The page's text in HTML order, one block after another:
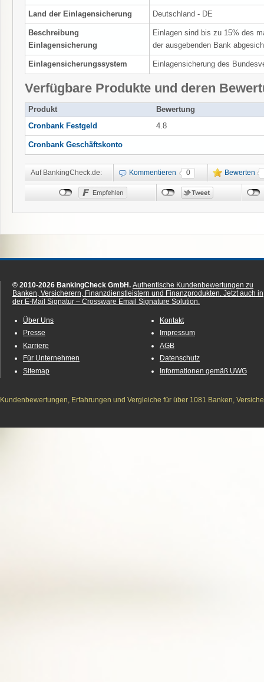
Land der Einlagensicherung Deutschland - DE
Beschreibung
Einlagensicherung
Einlagen sind bis zu 15% des
der ausgebenden Bank
Einlagensicherungssystem Einlagensicherung des
Verfügbare Produkte und deren
Produkt
Bewertung
Cronbank Festgeld
4.8
Cronbank Geschäftskonto
Auf BankingCheck.de: Kommentieren 0 Bewerten
© 2010-2026 BankingCheck GmbH. Authentische Kundenbewertungen zu
Banken, Versicherern, Finanzdienstleistern und Finanzprodukten. Jetzt auch in
der E-Mail Signatur – Crossware Email Signature Solution.
Über Uns
Presse
Karriere
Für Unternehmen
Sitemap
Kontakt
Impressum
AGB
Datenschutz
Informationen gemäß UWG
Kundenbewertungen, Erfahrungen und Vergleiche für über 1081 Banken,